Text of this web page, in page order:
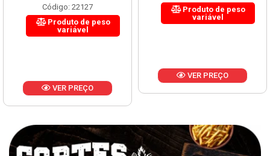
Código: 22127
Produto de peso
variável
VER PREÇO
Produto de peso
variável
VER PREÇO